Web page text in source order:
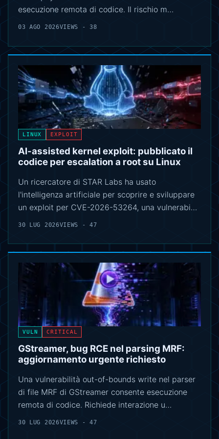
esecuzione remota di codice. Il rischio m…
03 AGO 2026VIEWS - 38
LINUX EXPLOIT
AI-assisted kernel exploit: pubblicato il
codice per escalation a root su Linux
Un ricercatore di STAR Labs ha usato
l'intelligenza artificiale per scoprire e sviluppare
un exploit per CVE-2026-53264, una vulnerabi…
30 LUG 2026VIEWS - 47
VULN CRITICAL
GStreamer, bug RCE nel parsing MRF:
aggiornamento urgente richiesto
Una vulnerabilità out-of-bounds write nel parser
di file MRF di GStreamer consente esecuzione
remota di codice. Richiede interazione u…
30 LUG 2026VIEWS - 47